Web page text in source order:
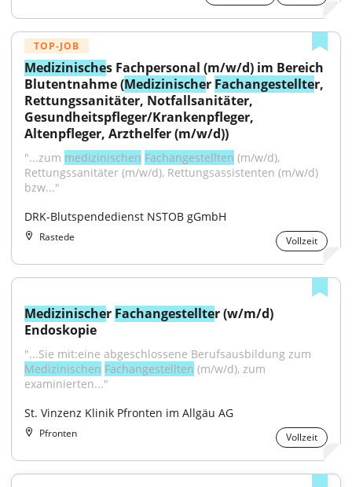
TOP-JOB
Medizinisches Fachpersonal (m/w/d) im Bereich
Blutentnahme (Medizinischer Fachangestellter,
Rettungssanitäter, Notfallsanitäter,
Gesundheitspfleger/Krankenpfleger,
Altenpfleger, Arzthelfer (m/w/d))
"...zum medizinischen Fachangestellten (m/w/d),
Rettungssanitäter (m/w/d), Rettungsassistenten (m/w/d)
bzw..."
DRK-Blutspendedienst NSTOB gGmbH
Rastede Vollzeit
Medizinischer Fachangestellter (w/m/d)
Endoskopie
Medizinischen Fachangestellten (m/w/d), zum
examinierten..."
St. Vinzenz Klinik Pfronten im Allgäu AG
Pfronten Vollzeit